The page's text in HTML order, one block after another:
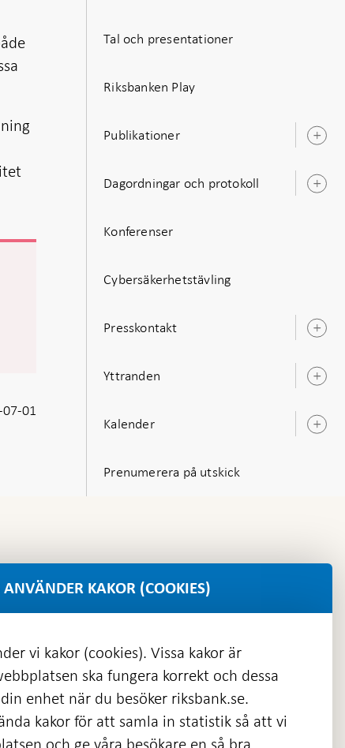
01
Tal och presentationer
Riksbanken Play
Publikationer
Dagordningar och protokoll
Konferenser
Cybersäkerhetstävling
Presskontakt
Yttranden
Kalender
Prenumerera på utskick
KAKOR (COOKIES)
vi kakor (cookies). Vissa kakor är
ska fungera korrekt och dessa
enhet när du besöker riksbank.se.
kakor för att samla in statistik så att vi